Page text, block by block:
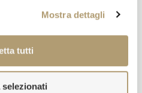
Mostra dettagli
tutti
selezionati